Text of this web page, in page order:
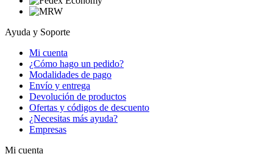
Ayuda y Soporte
Mi cuenta
¿Cómo hago un pedido?
Modalidades de pago
Envío y entrega
Devolución de productos
Ofertas y códigos de descuento
¿Necesitas más ayuda?
Empresas
Mi cuenta